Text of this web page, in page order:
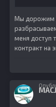
Мы дорожим
меня доступ
контракт на